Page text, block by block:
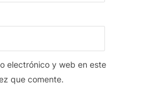
electrónico y web en este
que comente.